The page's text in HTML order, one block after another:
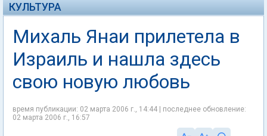
КУЛЬТУРА
Михаль Янаи прилетела в
Израиль и нашла здесь
свою новую любовь
время публикации: 02 марта 2006 г., 14:44 | последнее обновление:
02 марта 2006 г., 16:57